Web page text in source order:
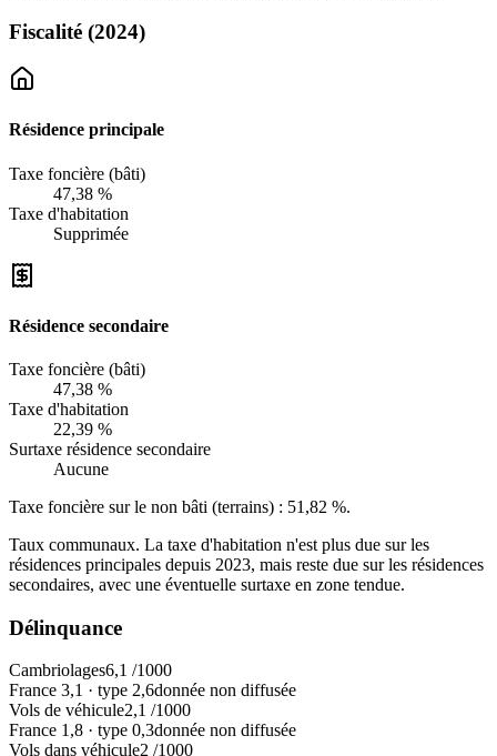
Fiscalité (2024)
Résidence principale
Taxe foncière (bâti)
47,38 %
Taxe d'habitation
Supprimée
Résidence secondaire
Taxe foncière (bâti)
47,38 %
Taxe d'habitation
22,39 %
Surtaxe résidence secondaire
Aucune
Taxe foncière sur le non bâti (terrains) : 51,82 %.
Taux communaux. La taxe d'habitation n'est plus due sur les
résidences principales depuis 2023, mais reste due sur les résidences
secondaires, avec une éventuelle surtaxe en zone tendue.
Délinquance
Cambriolages6,1 /1000
France 3,1 · type 2,6donnée non diffusée
Vols de véhicule2,1 /1000
France 1,8 · type 0,3donnée non diffusée
Vols dans véhicule2 /1000